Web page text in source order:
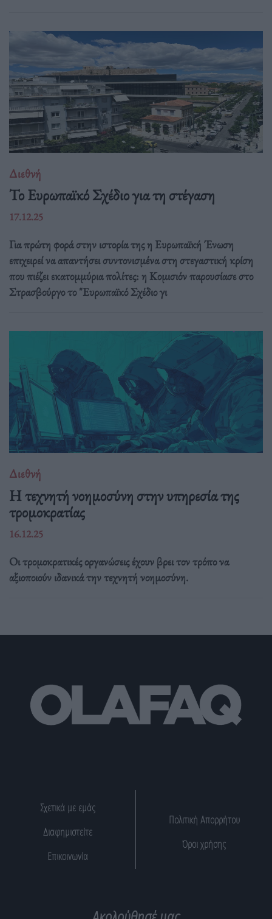
Διεθνή
Το Ευρωπαϊκό Σχέδιο για τη στέγαση
17.12.25
Για πρώτη φορά στην ιστορία της η Ευρωπαϊκή Ένωση
επιχειρεί να απαντήσει συντονισμένα στη στεγαστική κρίση
που πιέζει εκατομμύρια πολίτες: η Κομισιόν παρουσίασε στο
Στρασβούργο το "Ευρωπαϊκό Σχέδιο γι
Διεθνή
Η τεχνητή νοημοσύνη στην υπηρεσία της
τρομοκρατίας
16.12.25
Οι τρομοκρατικές οργανώσεις έχουν βρει τον τρόπο να
αξιοποιούν ιδανικά την τεχνητή νοημοσύνη.
Σχετικά με εμάς
Διαφημιστείτε
Επικοινωνία
Πολιτική Απορρήτου
Όροι χρήσης